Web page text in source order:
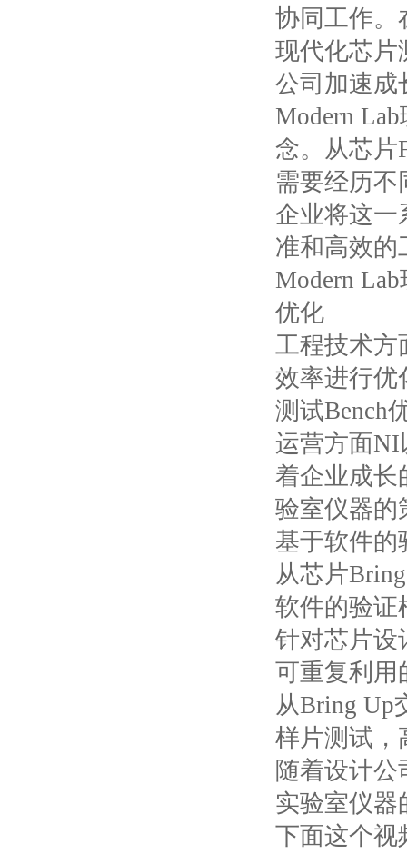
协同工作。
现代化芯片
公司加速成
Modern
念。从芯片
需要经历
企业将这一
准和高效的
Modern
优化
工程技术方
效率进行优
测试Bench
运营方面NI
着企业成长
验室仪器的
基于软件的
从芯片
软件的验证
针对芯片设
可重复利用
从Bring Up
样片测试，
随着设计
实验室仪器
下面这个视